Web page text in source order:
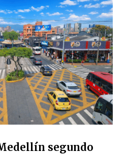
segundo